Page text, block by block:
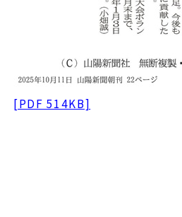
[PDF 514KB]